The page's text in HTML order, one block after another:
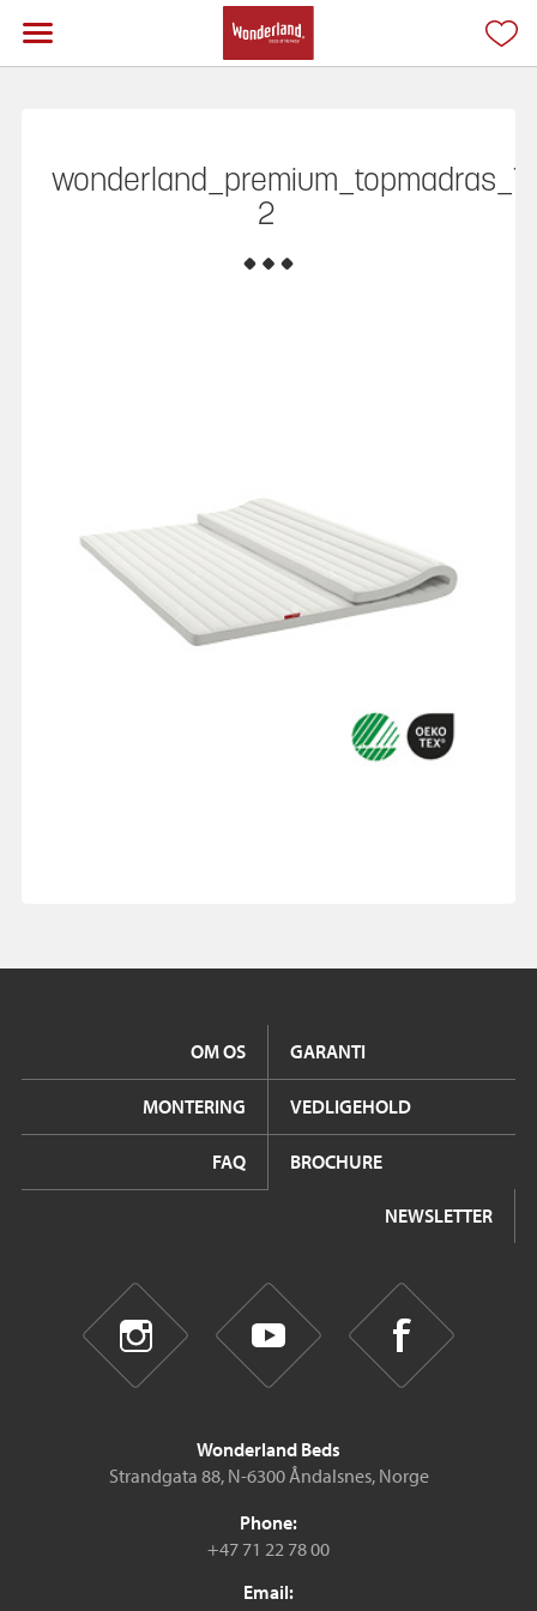
wonderland_premium_topmadras_T-
2
OM OS GARANTI
MONTERING VEDLIGEHOLD
FAQ BROCHURE
NEWSLETTER
Wonderland Beds
Strandgata 88, N-6300 Åndalsnes, Norge
Phone:
+47 71 22 78 00
Email: